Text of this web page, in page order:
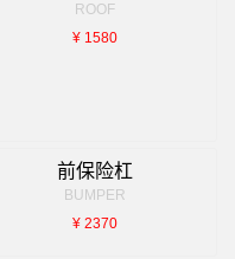
ROOF
¥ 1580
前保险杠
BUMPER
¥ 2370